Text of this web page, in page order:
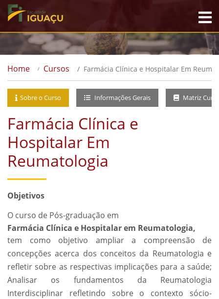
Home Cursos Farmácia Clínica e Hospitalar Em
Sobre o Curso Informações Gerais Matriz
Farmácia Clínica e
Hospitalar Em
Reumatologia
Objetivos
O curso de Pós-graduação em
Farmácia Clínica e Hospitalar em Reumatologia,
tem como objetivo ampliar a compreensão de
concepções acerca dos conceitos da Reumatologia e
refletir sobre as respectivas implicações para a saúde;
Analisar os fundamentos da Reumatologia
Interdisciplinar refletindo sobre o contexto sócio-